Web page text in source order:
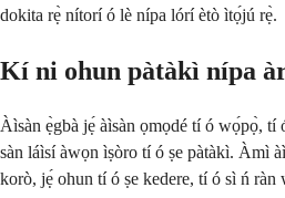
dokita rẹ̀ nítorí ó lè nípa lórí ètò ìtọ́jú rẹ̀.
Kí ni ohun pàtàkì nípa
Àìsàn ẹ̀gbà jẹ́ àìsàn ọmọdé tí ó wọ́pọ̀, tí
sàn láìsí àwọn ìṣòro tí ó ṣe pàtàkì. Àmì
korò, jẹ́ ohun tí ó ṣe kedere, tí ó sì ń ràn